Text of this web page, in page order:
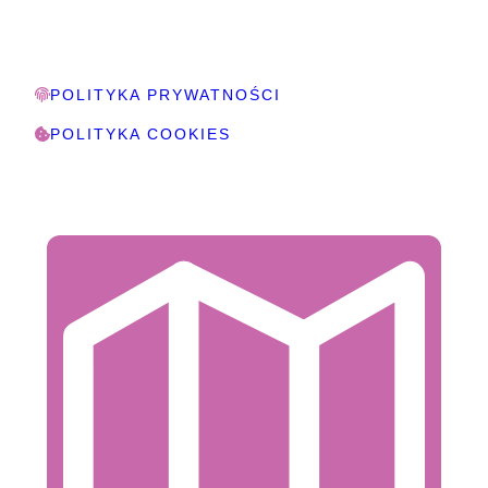
POLITYKA PRYWATNOŚCI
POLITYKA COOKIES